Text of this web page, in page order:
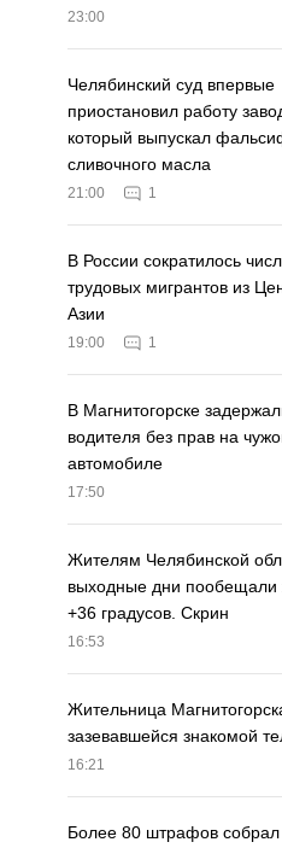
23:00
Челябинский суд впервые
приостановил работу
который выпускал
сливочного масла
21:00 1
В России сократилось
трудовых мигрантов из
Азии
19:00 1
В Магнитогорске
водителя без прав на
автомобиле
17:50
Жителям Челябинской
выходные дни пообещали
+36 градусов. Скрин
16:53
Жительница
зазевавшейся знакомой
16:21
Более 80 штрафов